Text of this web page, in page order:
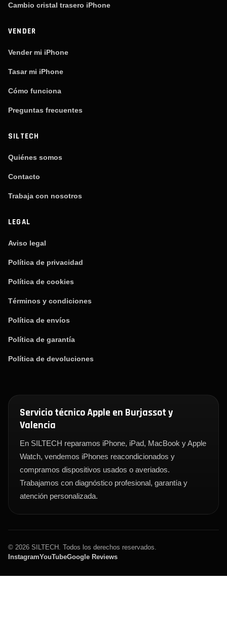
Cambio cristal trasero iPhone
VENDER
Vender mi iPhone
Tasar mi iPhone
Cómo funciona
Preguntas frecuentes
SILTECH
Quiénes somos
Contacto
Trabaja con nosotros
LEGAL
Aviso legal
Política de privacidad
Política de cookies
Términos y condiciones
Política de envíos
Política de garantía
Política de devoluciones
Servicio técnico Apple en Burjassot y
Valencia
En SILTECH reparamos iPhone, iPad, MacBook y Apple
Watch, vendemos iPhones reacondicionados y
compramos dispositivos usados o averiados.
Trabajamos con diagnóstico profesional, garantía y
atención personalizada.
© 2026 SILTECH. Todos los derechos reservados.
InstagramYouTubeGoogle Reviews